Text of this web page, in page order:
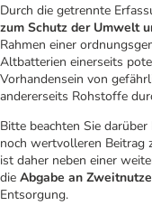
Durch die getrennte
zum Schutz der Umwelt
Rahmen einer
Altbatterien einerseits
Vorhandensein von
andererseits Rohstoffe
Bitte beachten Sie
noch wertvolleren Beitrag
ist daher neben einer
die Abgabe an
Entsorgung.